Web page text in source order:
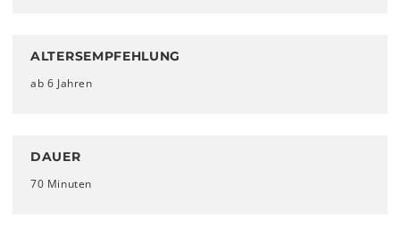
ALTERSEMPFEHLUNG
ab 6 Jahren
DAUER
70 Minuten